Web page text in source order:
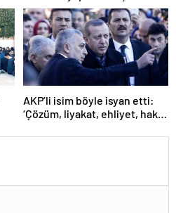
ilişkin değerlendirme
AKP’li isim böyle isyan etti:
‘Çözüm, liyakat, ehliyet, hak,